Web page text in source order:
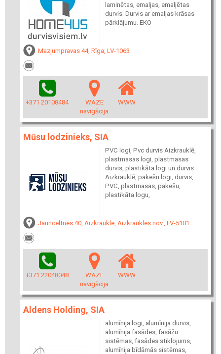
laminētas, emaljas, emaljētas
durvis. Durvis ar emaljas krāsas
pārklājumu. EKO
Mazjumpravas 44, Rīga, LV-1063
+371 20108484
WAZE
navigācija
WWW
Mūsu lodzinieks, SIA
PVC logi, Pvc durvis Aizkrauklē,
plastmasas logi, plastmasas
durvis, plastikāta logi un durvis
Aizkrauklē, pakešu logi, durvis,
PVC, plastmasas, pakešu,
plastikāta logu,
Jaunceltnes 40, Aizkraukle, Aizkraukles nov., LV-5101
+371 22048048
WAZE
navigācija
WWW
Aldens Holding, SIA
alumīnija logi, alumīnija durvis,
alumīnija fasādes, fasāžu
sistēmas, fasādes stiklojums,
alumīnija bīdāmās sistēmas,